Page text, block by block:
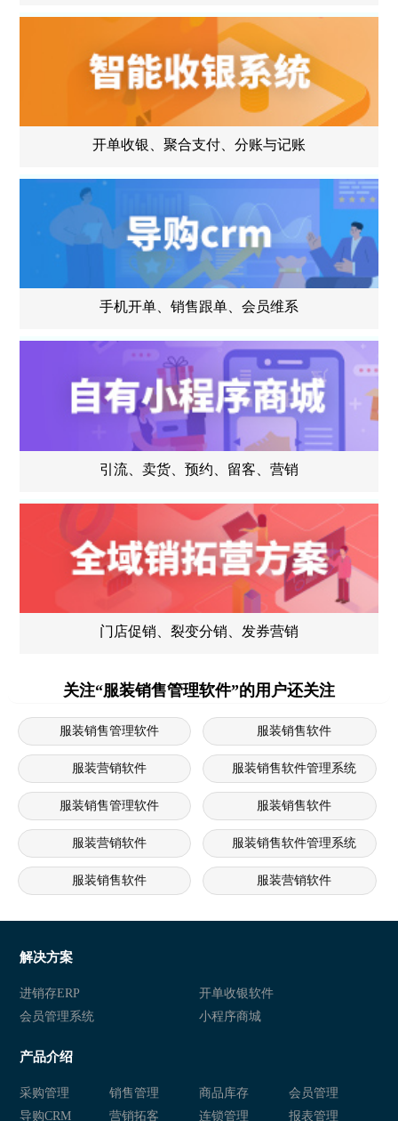
开单收银、聚合支付、分账与记账
手机开单、销售跟单、会员维系
引流、卖货、预约、留客、营销
门店促销、裂变分销、发券营销
关注“服装销售管理软件”的用户还关注
服装销售管理软件 服装销售软件
服装营销软件 服装销售软件管理系统
服装销售管理软件 服装销售软件
服装营销软件 服装销售软件管理系统
服装销售软件 服装营销软件
服装销售软件管理系统
服装销售软件管理系统 服装销售软件
服装销售管理软件
解决方案
进销存ERP
开单收银软件
会员管理系统
小程序商城
产品介绍
采购管理 销售管理 商品库存
会员管理
导购CRM
营销拓客 连锁管理 报表管理